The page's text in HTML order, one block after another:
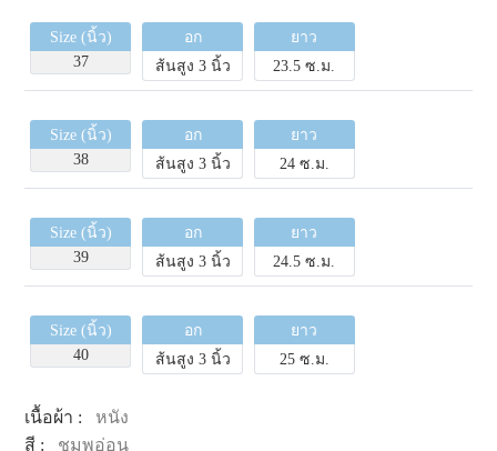
Size (นิ้ว)
37
อก
ส้นสูง 3 นิ้ว
ยาว
23.5 ซ.ม.
Size (นิ้ว)
38
อก
ส้นสูง 3 นิ้ว
ยาว
24 ซ.ม.
Size (นิ้ว)
39
อก
ส้นสูง 3 นิ้ว
ยาว
24.5 ซ.ม.
Size (นิ้ว)
40
อก
ส้นสูง 3 นิ้ว
ยาว
25 ซ.ม.
เนื้อผ้า : หนัง
สี : ชมพูอ่อน